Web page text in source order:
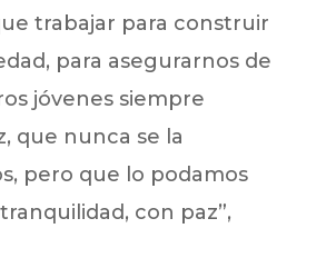
trabajar para construir
para asegurarnos de
jóvenes siempre
que nunca se la
pero que lo podamos
con paz”,